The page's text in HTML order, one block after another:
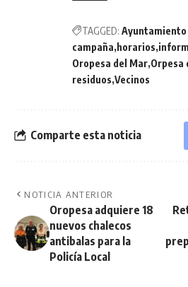
TAGGED: Ayuntamiento
campaña horarios
Oropesa del Mar Orpesa
residuos Vecinos
Comparte esta noticia
NOTICIA ANTERIOR
Oropesa adquiere 18
nuevos chalecos
antibalas para la
Policía Local